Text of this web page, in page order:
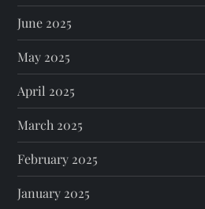
June 2025
May 2025
April 2025
March 2025
February 2025
January 2025